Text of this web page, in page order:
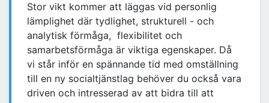
Stor vikt kommer att läggas vid personlig
lämplighet där tydlighet, strukturell - och
analytisk förmåga, flexibilitet och
samarbetsförmåga är viktiga egenskaper. Då
vi står inför en spännande tid med omställning
till en ny socialtjänstlag behöver du också vara
driven och intresserad av att bidra till att